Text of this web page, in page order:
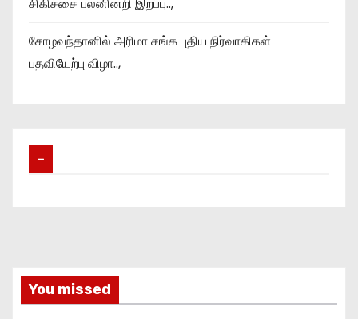
சோழவந்தானில் அரிமா சங்க புதிய நிர்வாகிகள்
பதவியேற்பு விழா..,
–
You missed